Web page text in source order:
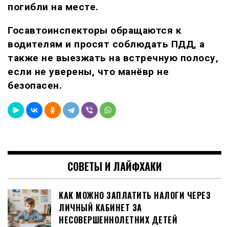
погибли на месте.
Госавтоинспекторы обращаются к
водителям и просят соблюдать ПДД, а
также не выезжать на встречную полосу,
если не уверены, что манёвр не
безопасен.
СОВЕТЫ И ЛАЙФХАКИ
КАК МОЖНО ЗАПЛАТИТЬ НАЛОГИ ЧЕРЕЗ
ЛИЧНЫЙ КАБИНЕТ ЗА
НЕСОВЕРШЕННОЛЕТНИХ ДЕТЕЙ